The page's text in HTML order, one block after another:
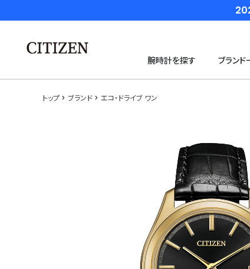
腕時計を探す ブランド
トップ ブランド エコ・ドライブ ワン